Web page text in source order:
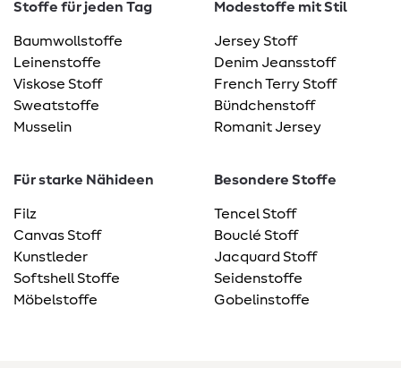
Stoffe für jeden Tag
Baumwollstoffe
Leinenstoffe
Viskose Stoff
Sweatstoffe
Musselin
Modestoffe mit Stil
Jersey Stoff
Denim Jeansstoff
French Terry Stoff
Bündchenstoff
Romanit Jersey
Für starke Nähideen
Filz
Canvas Stoff
Kunstleder
Softshell Stoffe
Möbelstoffe
Besondere Stoffe
Tencel Stoff
Bouclé Stoff
Jacquard Stoff
Seidenstoffe
Gobelinstoffe